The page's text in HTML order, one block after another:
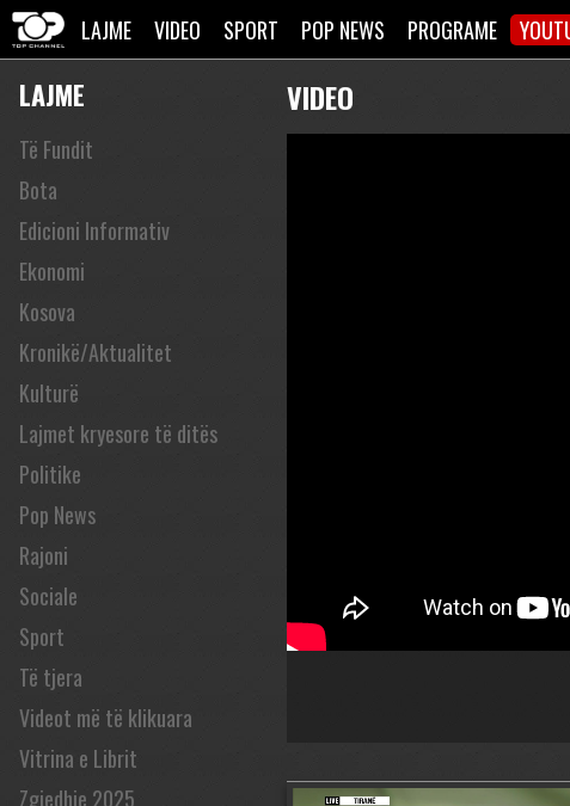
LAJME VIDEO SPORT POP NEWS PROGRAME
LAJME
Të Fundit
Bota
Edicioni Informativ
Ekonomi
Kosova
Kronikë/Aktualitet
Kulturë
Lajmet kryesore të ditës
Politike
Pop News
Rajoni
Sociale
Sport
Të tjera
Videot më të klikuara
Vitrina e Librit
Zgjedhje 2025
VIDEO